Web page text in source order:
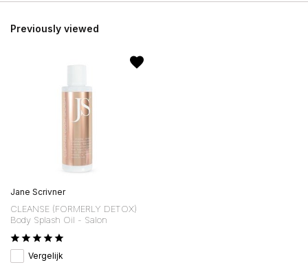
Previously viewed
Jane Scrivner
CLEANSE (FORMERLY DETOX)
Body Splash Oil - Salon
Vergelijk